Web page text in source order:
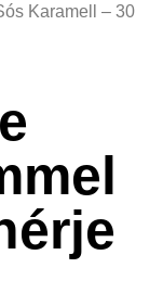
Karamell – 30